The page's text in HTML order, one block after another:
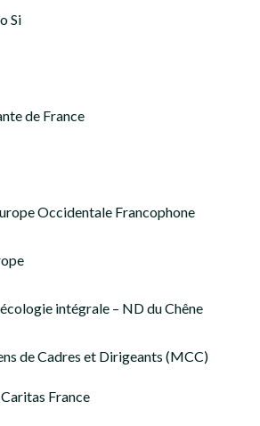
Si
de France
Occidentale Francophone
intégrale – ND du Chêne
de Cadres et Dirigeants (MCC)
France